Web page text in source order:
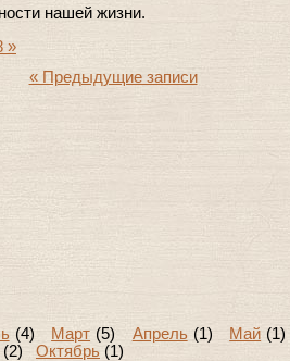
нашей жизни.
»
« Предыдущие записи
(4) Март (5) Апрель(1) Май
(2) Октябрь (1)